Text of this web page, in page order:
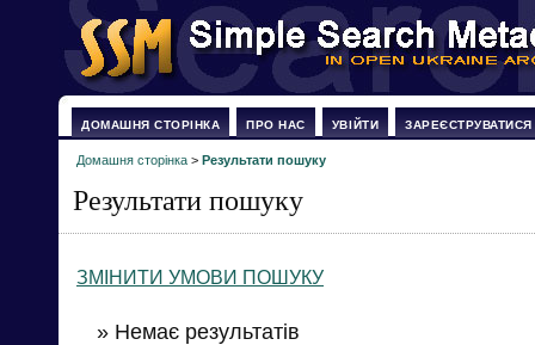
ДОМАШНЯ СТОРІНКА ПРО НАС УВІЙТИ ЗАРЕЄСТРУВАТИСЯ
Домашня сторінка > Результати пошуку
Результати пошуку
ЗМІНИТИ УМОВИ ПОШУКУ
» Немає результатів